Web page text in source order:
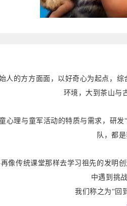
人的方方面面，以好奇心为起点，
环境，大到茶山与
心理与童军活动的特质与需求，研
队，都
像传统课堂那样去学习祖先的发明
中遇到挑
我们称之为“回